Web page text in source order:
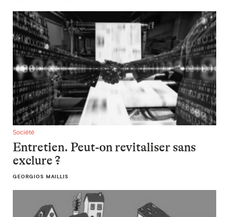
Entretien. Peut-on revitaliser sans exclure ?
Société
Entretien. Peut-on revitaliser sans
exclure ?
GEORGIOS MAILLIS